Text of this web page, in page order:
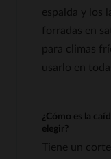
espalda y los
forradas en
para climas
usarlo en
¿Cómo es la
elegir?
Tiene un